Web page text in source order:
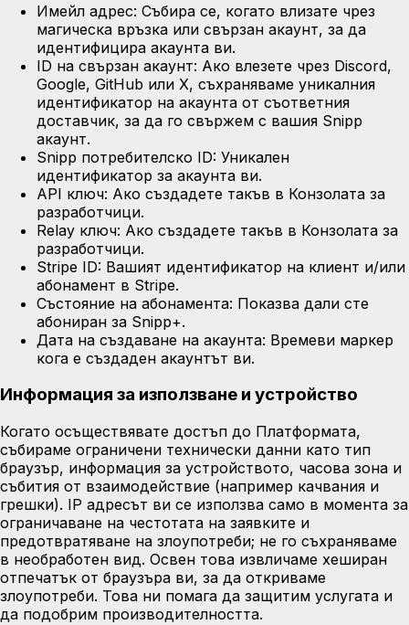
Имейл адрес: Събира се, когато влизате чрез
магическа връзка или свързан акаунт, за да
идентифицира акаунта ви.
ID на свързан акаунт: Ако влезете чрез Discord,
Google, GitHub или X, съхраняваме уникалния
идентификатор на акаунта от съответния
доставчик, за да го свържем с вашия Snipp
акаунт.
Snipp потребителско ID: Уникален
идентификатор за акаунта ви.
API ключ: Ако създадете такъв в Конзолата за
разработчици.
Relay ключ: Ако създадете такъв в Конзолата за
разработчици.
Stripe ID: Вашият идентификатор на клиент и/или
абонамент в Stripe.
Състояние на абонамента: Показва дали сте
абониран за Snipp+.
Дата на създаване на акаунта: Времеви маркер
кога е създаден акаунтът ви.
Информация за използване и устройство
Когато осъществявате достъп до Платформата,
събираме ограничени технически данни като тип
браузър, информация за устройството, часова зона и
събития от взаимодействие (например качвания и
грешки). IP адресът ви се използва само в момента за
ограничаване на честотата на заявките и
предотвратяване на злоупотреби; не го съхраняваме
в необработен вид. Освен това извличаме хеширан
отпечатък от браузъра ви, за да откриваме
злоупотреби. Това ни помага да защитим услугата и
да подобрим производителността.